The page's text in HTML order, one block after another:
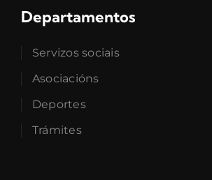
Departamentos
Servizos sociais
Asociacións
Deportes
Trámites